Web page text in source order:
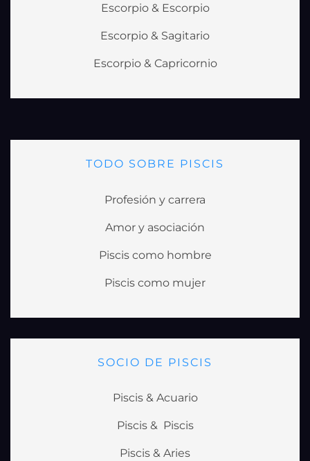
Escorpio & Escorpio
Escorpio & Sagitario
Escorpio & Capricornio
TODO SOBRE PISCIS
Profesión y carrera
Amor y asociación
Piscis como hombre
Piscis como mujer
SOCIO DE PISCIS
Piscis & Acuario
Piscis & Piscis
Piscis & Aries